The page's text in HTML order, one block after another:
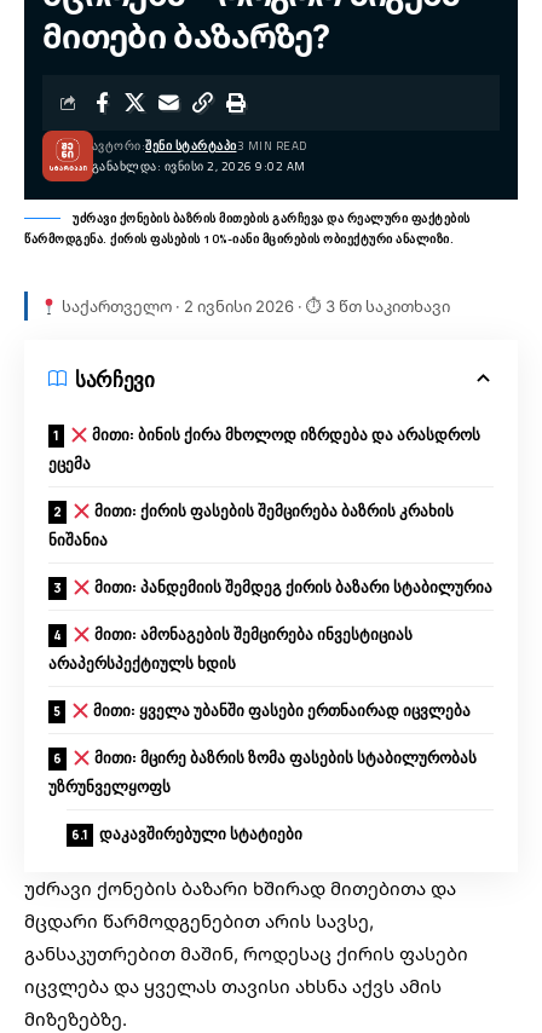
მითები ბაზარზე?
ᲒᲐᲜᲐᲮᲚᲓᲐ: ᲘᲕᲜᲘᲡᲘ 2, 2026 9:02 AM
ᲐᲕᲢᲝᲠᲘ:ᲨᲔᲜᲘ ᲡᲢᲐᲠᲢᲐᲞᲘ3 MIN READ
უძრავი ქონების ბაზრის მითების გარჩევა და რეალური ფაქტების
წარმოდგენა. ქირის ფასების 10%-იანი მცირების ობიექტური ანალიზი.
საქართველო · 2 ივნისი 2026 · ⏱ 3 წთ საკითხავი
სარჩევი
მითი: ბინის ქირა მხოლოდ იზრდება და არასდროს
ეცემა
მითი: ქირის ფასების შემცირება ბაზრის კრახის
ნიშანია
მითი: პანდემიის შემდეგ ქირის ბაზარი სტაბილურია
მითი: ამონაგების შემცირება ინვესტიციას
არაპერსპექტიულს ხდის
მითი: ყველა უბანში ფასები ერთნაირად იცვლება
მითი: მცირე ბაზრის ზომა ფასების სტაბილურობას
უზრუნველყოფს
დაკავშირებული სტატიები
უძრავი ქონების ბაზარი ხშირად მითებითა და
მცდარი წარმოდგენებით არის სავსე,
განსაკუთრებით მაშინ, როდესაც ქირის ფასები
იცვლება და ყველას თავისი ახსნა აქვს ამის
მიზეზებზე.